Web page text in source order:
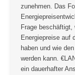
zunehmen. Das
Frage beschäftigt,
Energiepreise auf
haben und wie
werden kann.
ein dauerhafter